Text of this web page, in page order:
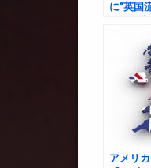
に“英国
アメリ